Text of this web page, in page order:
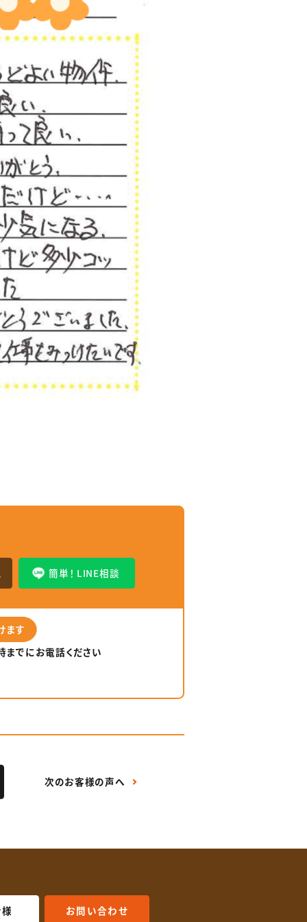
簡単！ LINE相談
ます
までにお電話ください
次のお客様の声へ
お問い合わせ